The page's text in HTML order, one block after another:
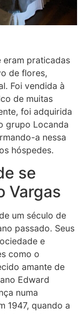
eram praticadas
de flores,
Foi vendida à
de muitas
foi adquirida
grupo Locanda
a nessa
hóspedes.
se
Vargas
um século de
passado. Seus
e
como o
amante de
Edward
numa
1947, quando a